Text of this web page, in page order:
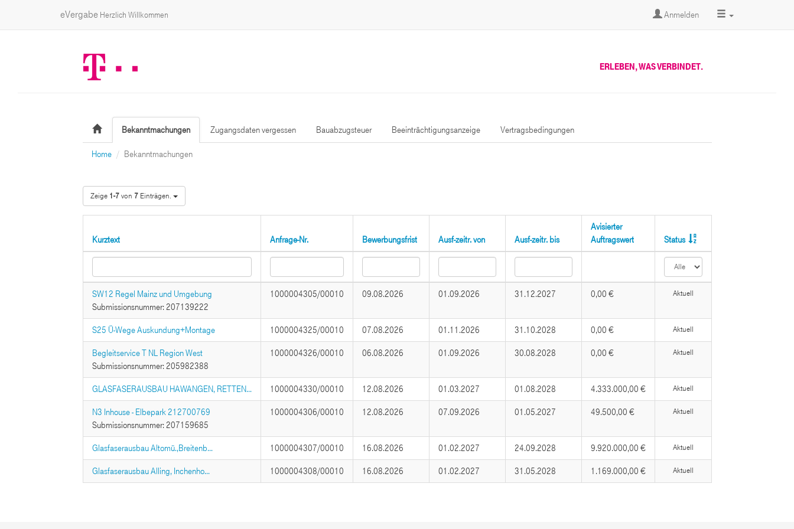
eVergabe Herzlich Willkommen Anmelden
ERLEBEN, WAS VERBINDET.
Bekanntmachungen Zugangsdaten vergessen Bauabzugsteuer Beeinträchtigungsanzeige Vertragsbedingungen
Home Bekanntmachungen
Zeige 1-7von 7Einträgen.
Kurztext Anfrage-Nr. Bewerbungsfrist Ausf-zeitr. von Ausf-zeitr. bis
Avisierter
Auftragswert
Status
SW12 Regel Mainz und Umgebung
Submissionsnummer: 207139222
1000004305/00010 09.08.2026 01.09.2026 31.12.2027 0,00 € Aktuell
S25 Ü-Wege Auskundung+Montage 1000004325/00010 07.08.2026 01.11.2026 31.10.2028 0,00 € Aktuell
Begleitservice T NL Region West
Submissionsnummer: 205982388
1000004326/00010 06.08.2026 01.09.2026 30.08.2028 0,00 € Aktuell
GLASFASERAUSBAU HAWANGEN, RETTEN... 1000004330/00010 12.08.2026 01.03.2027 01.08.2028 4.333.000,00 € Aktuell
N3 Inhouse - Elbepark 212700769
Submissionsnummer: 207159685
1000004306/00010 12.08.2026 07.09.2026 01.05.2027 49.500,00 € Aktuell
Glasfaserausbau Altomü.,Breitenb... 1000004307/00010 16.08.2026 01.02.2027 24.09.2028 9.920.000,00 € Aktuell
Glasfaserausbau Alling, Inchenho... 1000004308/00010 16.08.2026 01.02.2027 31.05.2028 1.169.000,00 € Aktuell